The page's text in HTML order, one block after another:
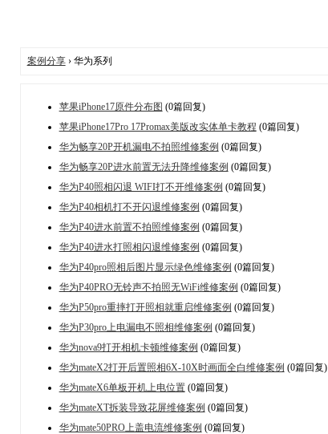
案例分享› 华为系列
苹果iPhone17原件分布图 (0篇回复)
苹果iPhone17Pro 17Promax美版改实体单卡教程 (0篇回复)
华为畅享20P开机漏电不拍照维修案例 (0篇回复)
华为畅享20P进水前置无法升降维修案例 (0篇回复)
华为P40照相闪退 WIFI打不开维修案例 (0篇回复)
华为P40相机打不开闪退维修案例 (0篇回复)
华为P40进水前置不拍照维修案例 (0篇回复)
华为P40进水打照相闪退维修案例 (0篇回复)
华为P40pro照相后图片显示绿色维修案例 (0篇回复)
华为P40PRO无铃声不拍照无WiFi维修案例 (0篇回复)
华为P50pro重摔打开照相就重启维修案例 (0篇回复)
华为P30pro上电漏电不照相维修案例 (0篇回复)
华为nova9打开相机卡顿维修案例 (0篇回复)
华为mateX2打开后置照相6X-10X时画面全白维修案例 (0篇回复)
华为mateX6单板开机上电位置(0篇回复)
华为mateXT拆装导致花屏维修案例 (0篇回复)
华为mate50PRO上盖电流维修案例 (0篇回复)